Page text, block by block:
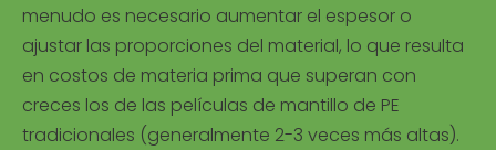
menudo es necesario aumentar el espesor o
ajustar las proporciones del material, lo que resulta
en costos de materia prima que superan con
creces los de las películas de mantillo de PE
tradicionales (generalmente 2-3 veces más altas).